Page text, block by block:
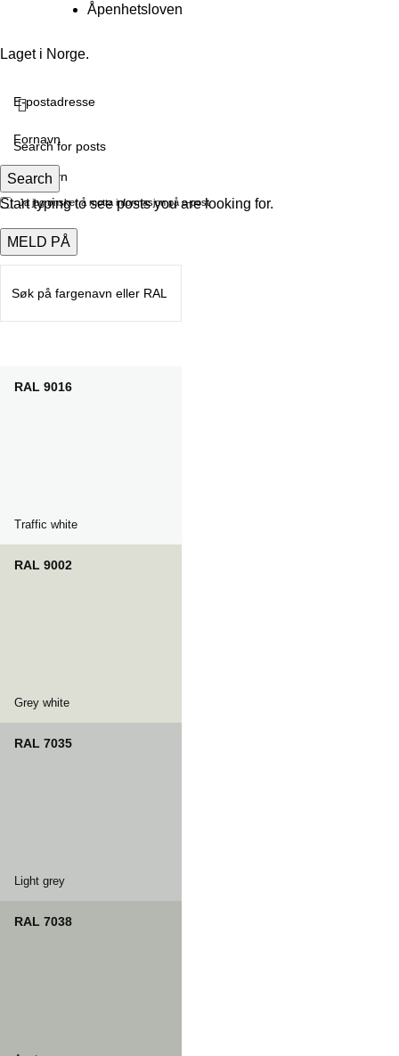
Åpenhetsloven
Laget i Norge.
Search
Start typing to see posts you are looking for.
Ja jeg ønsker å motta informasjon på e-post
RAL 9016
Traffic white
RAL 9002
Grey white
RAL 7035
Light grey
RAL 7038